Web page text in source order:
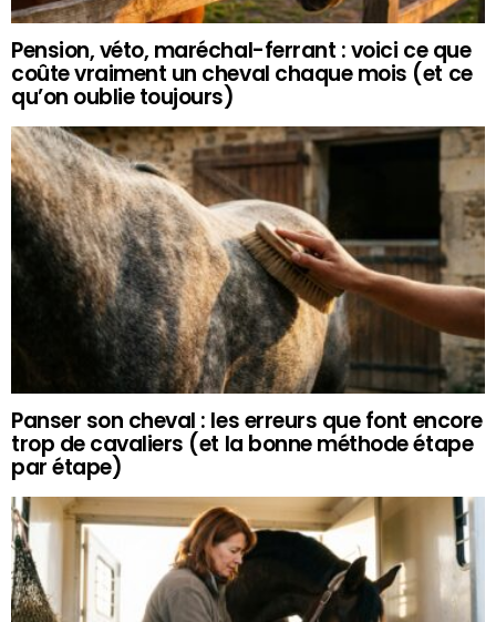
Pension, véto, maréchal-ferrant : voici ce que
coûte vraiment un cheval chaque mois (et ce
qu’on oublie toujours)
Panser son cheval : les erreurs que font encore
trop de cavaliers (et la bonne méthode étape
par étape)